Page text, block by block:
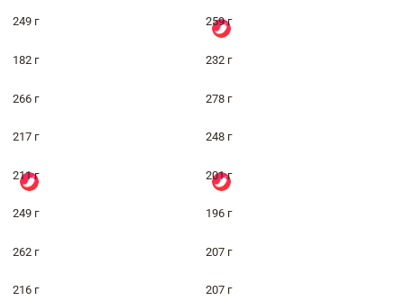
249 г 259 г
182 г 232 г
266 г 278 г
217 г 248 г
211 г 201 г
249 г 196 г
262 г 207 г
216 г 207 г